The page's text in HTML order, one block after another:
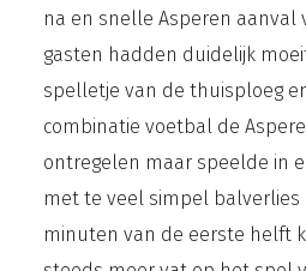
na en snelle Asperen aanval
gasten hadden duidelijk
spelletje van de thuisploeg
combinatie voetbal de
ontregelen maar speelde in
met te veel simpel balverlies
minuten van de eerste helft